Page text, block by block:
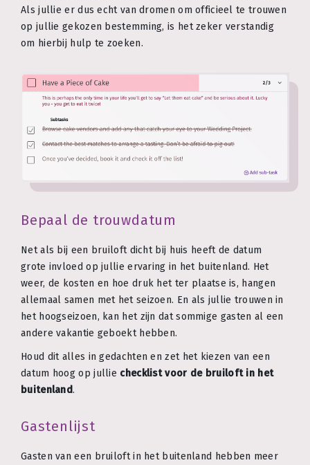
Als jullie er dus echt van dromen om officieel te trouwen
op jullie gekozen bestemming, is het zeker verstandig
om hierbij hulp te zoeken.
Bepaal de trouwdatum
Net als bij een bruiloft dicht bij huis heeft de datum
grote invloed op jullie ervaring in het buitenland. Het
weer, de kosten en hoe druk het ter plaatse is, hangen
allemaal samen met het seizoen. En als jullie trouwen in
het hoogseizoen, kan het zijn dat sommige gasten al een
andere vakantie geboekt hebben.
Houd dit alles in gedachten en zet het kiezen van een
datum hoog op jullie checklist voor de bruiloft in het
buitenland.
Gastenlijst
Gasten van een bruiloft in het buitenland hebben meer